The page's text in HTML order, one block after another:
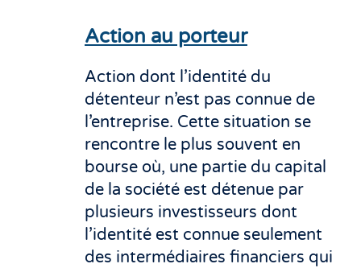
Action au porteur
Action dont l’identité du
détenteur n’est pas connue de
l’entreprise. Cette situation se
rencontre le plus souvent en
bourse où, une partie du capital
de la société est détenue par
plusieurs investisseurs dont
l’identité est connue seulement
des intermédiaires financiers qui